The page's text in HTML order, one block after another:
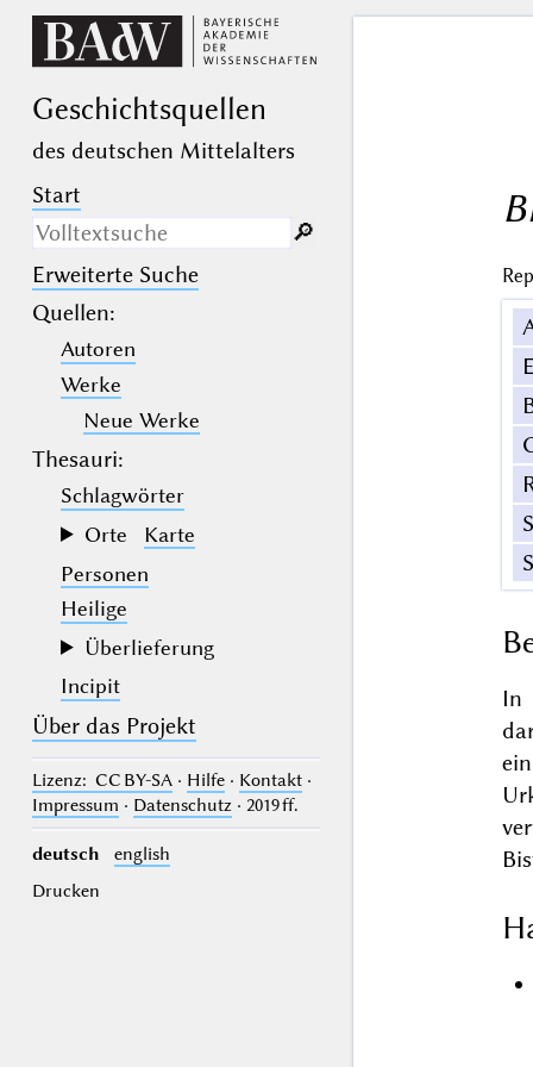
Geschichts­quellen
des deutschen Mittelalters
Start
Nur in Beschreibungs­texten
suchen
(der Unterstrich) ist Platzhalter für
genau ein Zeichen.
(das Prozentzeichen) ist Platzhalter
für kein, ein oder mehr als ein
Zeichen.
🔎︎
Erweiterte Suche
Quellen:
Autoren
Werke
Neue Werke
Thesauri:
Schlagwörter
Orte
Karte
Personen
Heilige
Überlieferung
Incipit
Über das Projekt
Lizenz: CC BY-SA· Hilfe· Kontakt·
Impressum · Datenschutz· 2019 ff.
deutsch
english
Drucken
In